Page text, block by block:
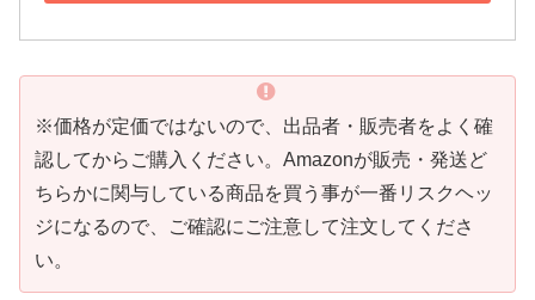
※価格が定価ではないので、出品者・販売者をよく確
認してからご購入ください。Amazonが販売・発送ど
ちらかに関与している商品を買う事が一番リスクヘッ
ジになるので、ご確認にご注意して注文してくださ
い。